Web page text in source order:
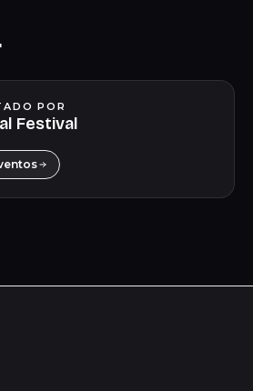
POR
Festival